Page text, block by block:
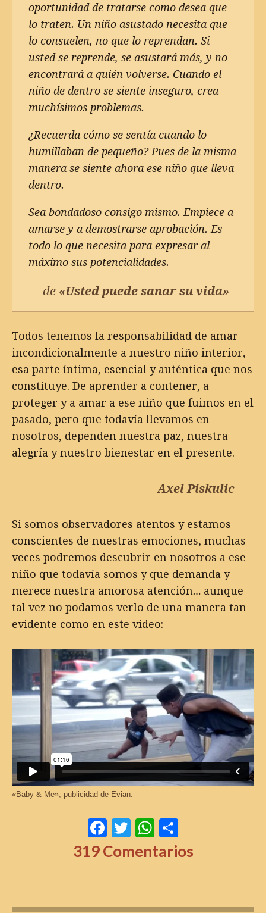
oportunidad de tratarse como desea que
lo traten. Un niño asustado necesita que
lo consuelen, no que lo reprendan. Si
usted se reprende, se asustará más, y no
encontrará a quién volverse. Cuando el
niño de dentro se siente inseguro, crea
muchísimos problemas.
¿Recuerda cómo se sentía cuando lo
humillaban de pequeño? Pues de la misma
manera se siente ahora ese niño que lleva
dentro.
Sea bondadoso consigo mismo. Empiece a
amarse y a demostrarse aprobación. Es
todo lo que necesita para expresar al
máximo sus potencialidades.
de«Usted puede sanar su vida»
Todos tenemos la responsabilidad de amar
incondicionalmente a nuestro niño interior,
esa parte íntima, esencial y auténtica que nos
constituye. De aprender a contener, a
proteger y a amar a ese niño que fuimos en el
pasado, pero que todavía llevamos en
nosotros, dependen nuestra paz, nuestra
alegría y nuestro bienestar en el presente.
Axel Piskulic
Si somos observadores atentos y estamos
conscientes de nuestras emociones, muchas
veces podremos descubrir en nosotros a ese
niño que todavía somos y que demanda y
merece nuestra amorosa atención… aunque
tal vez no podamos verlo de una manera tan
evidente como en este video:
«Baby & Me», publicidad de Evian.
Facebook
TwitterWhatsApp
319 Comentarios